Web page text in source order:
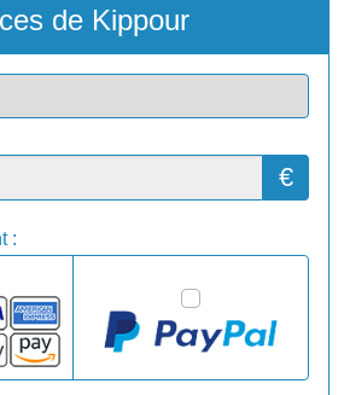
de Kippour
€
: